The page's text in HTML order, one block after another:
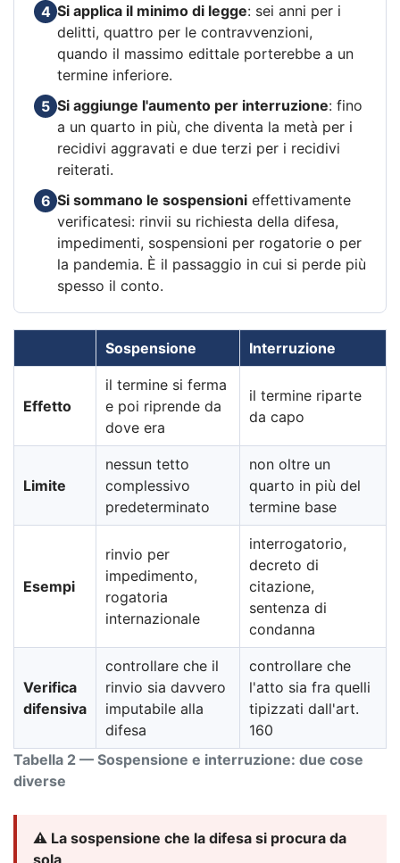
4 Si applica il minimo di legge: sei anni per i
delitti, quattro per le contravvenzioni,
quando il massimo edittale porterebbe a un
termine inferiore.
5 Si aggiunge l'aumento per interruzione: fino
a un quarto in più, che diventa la metà per i
recidivi aggravati e due terzi per i recidivi
reiterati.
6 Si sommano le sospensioni effettivamente
verificatesi: rinvii su richiesta della difesa,
impedimenti, sospensioni per rogatorie o per
la pandemia. È il passaggio in cui si perde più
spesso il conto.
Tabella 2 — Sospensione e interruzione: due cose
diverse
Sospensione Interruzione
Effetto
il termine si ferma
e poi riprende da
dove era
il termine riparte
da capo
Limite
nessun tetto
complessivo
predeterminato
non oltre un
quarto in più del
termine base
Esempi
rinvio per
impedimento,
rogatoria
internazionale
interrogatorio,
decreto di
citazione,
sentenza di
condanna
Verifica
difensiva
controllare che il
rinvio sia davvero
imputabile alla
difesa
controllare che
l'atto sia fra quelli
tipizzati dall'art.
160
⚠️ La sospensione che la difesa si procura da
sola